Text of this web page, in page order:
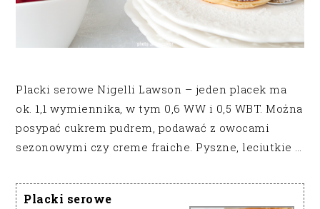
Placki serowe Nigelli Lawson – jeden placek ma
ok. 1,1 wymiennika, w tym 0,6 WW i 0,5 WBT. Można
posypać cukrem pudrem, podawać z owocami
sezonowymi czy creme fraiche. Pyszne, leciutkie …
Placki serowe